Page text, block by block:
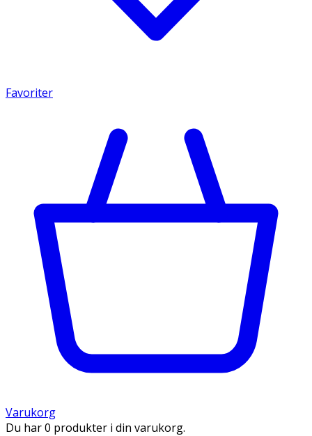
Favoriter
Varukorg
Du har 0 produkter i din varukorg.